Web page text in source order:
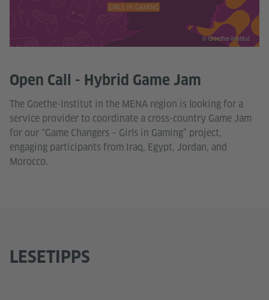
Open Call - Hybrid Game Jam
The Goethe-Institut in the MENA region is looking for a
service provider to coordinate a cross-country Game Jam
for our “Game Changers – Girls in Gaming” project,
engaging participants from Iraq, Egypt, Jordan, and
Morocco.
© Goethe-Institut
LESETIPPS